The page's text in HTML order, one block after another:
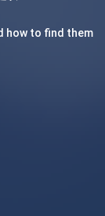
how to find them